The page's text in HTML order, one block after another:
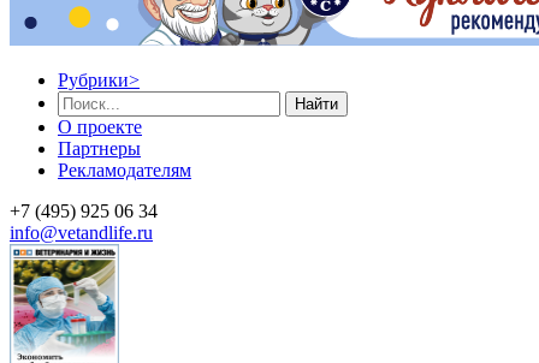
Рубрики>
Найти
О проекте
Партнеры
Рекламодателям
+7 (495) 925 06 34
info@vetandlife.ru